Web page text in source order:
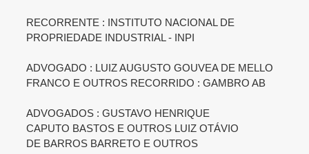
RECORRENTE : INSTITUTO NACIONAL DE
PROPRIEDADE INDUSTRIAL - INPI
ADVOGADO : LUIZ AUGUSTO GOUVEA DE MELLO
FRANCO E OUTROS RECORRIDO : GAMBRO AB
ADVOGADOS : GUSTAVO HENRIQUE
CAPUTO BASTOS E OUTROS LUIZ OTÁVIO
DE BARROS BARRETO E OUTROS